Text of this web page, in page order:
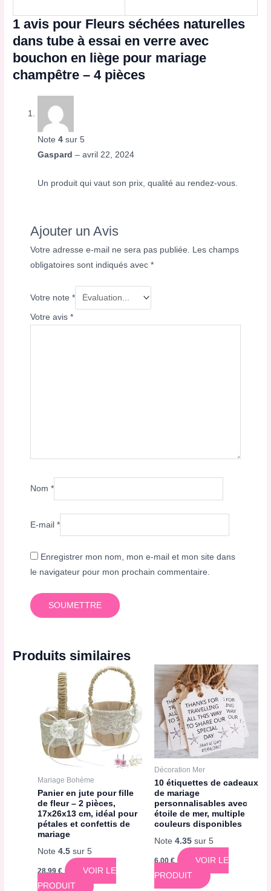
1 avis pour Fleurs séchées naturelles
dans tube à essai en verre avec
bouchon en liège pour mariage
champêtre – 4 pièces
Note4 sur 5
Gaspard– avril 22, 2024
Un produit qui vaut son prix, qualité au rendez-vous.
Ajouter un Avis
Votre adresse e-mail ne sera pas publiée. Les champs
obligatoires sont indiqués avec*
Votre note*
Votre avis*
Nom*
E-mail*
Enregistrer mon nom, mon e-mail et mon site dans
le navigateur pour mon prochain commentaire.
Produits similaires
Mariage Bohème
Panier en jute pour fille
de fleur – 2 pièces,
17x26x13 cm, idéal pour
pétales et confettis de
mariage
Note4.5 sur 5
28,99€
VOIR LE
PRODUIT
Décoration Mer
10 étiquettes de cadeaux
de mariage
personnalisables avec
étoile de mer, multiple
couleurs disponibles
Note 4.35sur 5
6,00 €
VOIR LE
PRODUIT